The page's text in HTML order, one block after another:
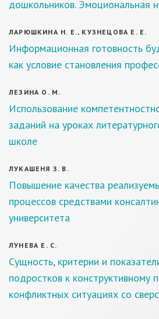
дошкольников. Эмоциональная
ЛАРЮШКИНА Н. Е., КУЗНЕЦОВА Е. Е.
Информационная готовность
как условие становления
ЛЕЗИНА О. М.
Использование
заданий на уроках
школе
ЛУКАШЕНЯ З. В.
Повышение качества
процессов средствами
университета
ЛУНЕВА Е. С.
Сущность, критерии и
подростков к конструктивному
конфликтных ситуациях со